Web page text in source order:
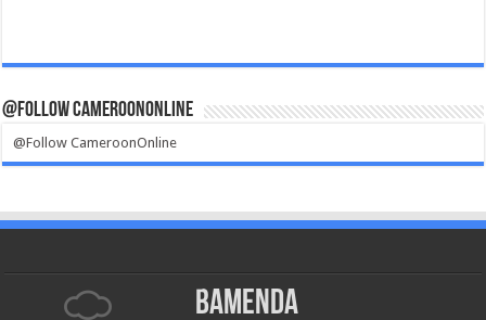
@Follow CameroonOnline
@Follow CameroonOnline
Bamenda